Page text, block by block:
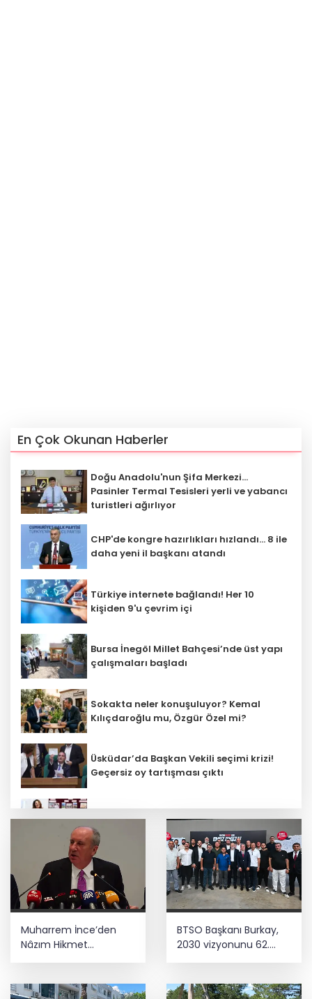
En Çok Okunan Haberler
Doğu Anadolu'nun Şifa Merkezi...
Pasinler Termal Tesisleri yerli ve yabancı
turistleri ağırlıyor
CHP'de kongre hazırlıkları hızlandı... 8 ile
daha yeni il başkanı atandı
Türkiye internete bağlandı! Her 10
kişiden 9'u çevrim içi
Bursa İnegöl Millet Bahçesi’nde üst yapı
çalışmaları başladı
Sokakta neler konuşuluyor? Kemal
Kılıçdaroğlu mu, Özgür Özel mi?
Üsküdar’da Başkan Vekili seçimi krizi!
Geçersiz oy tartışması çıktı
açıklandı
Başkan Aydın, Osmangazi Doğancı’da
talepleri dinledi
İnşaatta dijital dönem başlıyor... Ruhsat
projelerinde BIM ve e-PYS zorunluluğu
geliyor
Tan Çetinkaya kazandı
Muharrem İnce’den
Nâzım Hikmet
devam ediyor hâlâ
BTSO Başkanı Burkay,
2030 vizyonunu 62.